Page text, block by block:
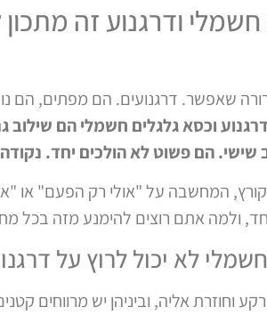
שאפשר. דרגנועים. הם מפתים, הם
דרגנוע וכסא גלגלים חשמלי הם שילוב
הם פשוט לא הולכים יחד.
קורץ, המחשבה על "אולי רק הפעם" או
ולמה אתם רוצים להימנע מזה בכל
לא יכול לרוץ על
וחוזרת אליה, וביניהן יש מרווחים